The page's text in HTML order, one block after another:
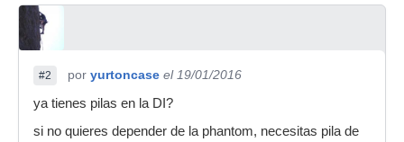
#2 por yurtoncase el 19/01/2016
ya tienes pilas en la DI?
si no quieres depender de la phantom, necesitas pila de